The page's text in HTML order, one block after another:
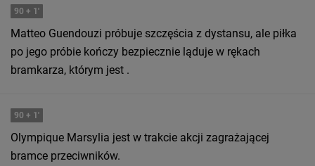
90 + 1'
Matteo Guendouzi próbuje szczęścia z dystansu, ale piłka
po jego próbie kończy bezpiecznie ląduje w rękach
bramkarza, którym jest .
90 + 1'
Olympique Marsylia jest w trakcie akcji zagrażającej
bramce przeciwników.